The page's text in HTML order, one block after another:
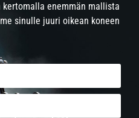
enemmän mallista
sinulle juuri oikean koneen